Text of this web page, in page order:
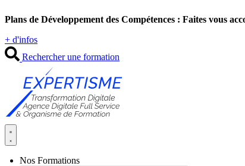
au
Plans de Développement des Compétences : Faites vous
+ d'infos
Rechercher une formation
Nos Formations